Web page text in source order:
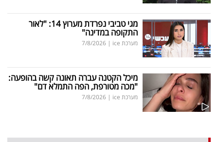
מגי טביבי נפרדת מערוץ 14: "לאור
התקופה במדינה"
מערכת ice |
7/8/2026
מיכל הקטנה עברה תאונה קשה בהופעה:
"מכה מטורפת, הפה התמלא דם"
מערכת ice |
7/8/2026